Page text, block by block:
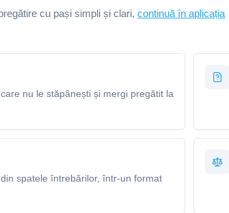
cu pași simpli și clari, continuă în aplicația
nu le stăpânești și mergi pregătit la
spatele întrebărilor, într-un format